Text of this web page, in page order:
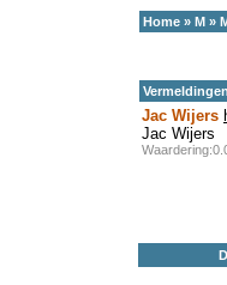
Home » M »
Jac Wijers
Jac Wijers